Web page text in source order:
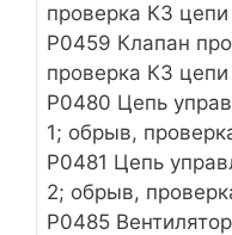
проверка КЗ
Р0459 Клапан
проверка КЗ цепи
Р0480 Цепь
1; обрыв,
Р0481 Цепь
2; обрыв,
Р0485